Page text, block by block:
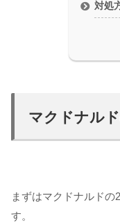
対処
マクドナル
まずはマクドナルド
す。